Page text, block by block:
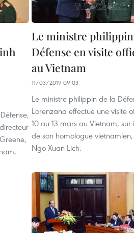
Le ministre philippin
Défense en visite
au Vietnam
11/03/2019 09:03
Le ministre philippin de la
Lorenzana effectue une visite
10 au 13 mars au Vietnam, sur
de son homologue
Ngo Xuan Lich.